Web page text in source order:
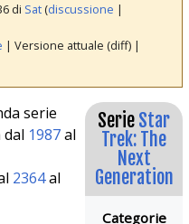
di Sat (discussione |
| Versione attuale (diff) |
Serie Star
Trek: The
Next
Generation
serie
1987al
2364al